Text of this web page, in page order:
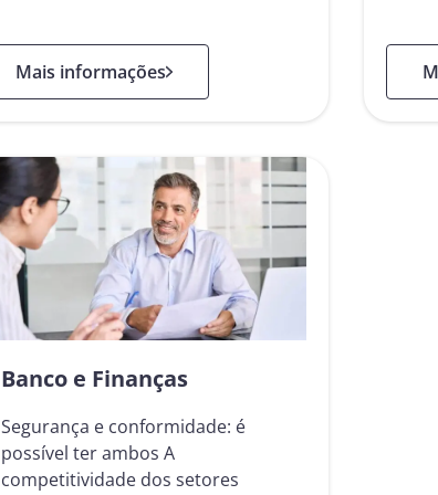
Mais informações
: Verificação da identidade digital
Banco e Finanças
Segurança e conformidade: é
possível ter ambos A
competitividade dos setores